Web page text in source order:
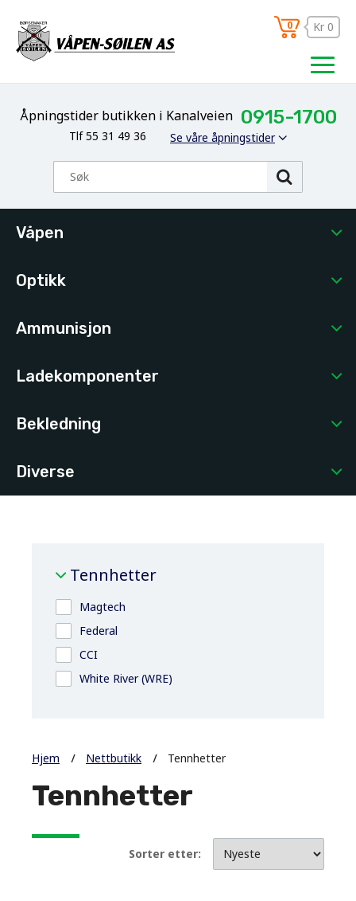
Åpningstider butikken i Kanalveien 0915-1700
Tlf 55 31 49 36 Se våre åpningstider
0 Kr 0
Våpen
Optikk
Ammunisjon
Ladekomponenter
Bekledning
Diverse
Tennhetter
Magtech
Federal
CCI
White River (WRE)
Hjem Nettbutikk Tennhetter
Tennhetter
Sorter etter: